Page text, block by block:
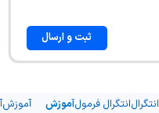
ثبت و ارسال
انتگرالانتگرال فرمولآموزش
آموزش